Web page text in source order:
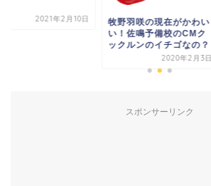
2021年2月10日
牧野羽咲の現在がかわい
い！佐鳴予備校のCMク
ックルンのイチゴなの？
2020年2月3日
スポンサーリンク